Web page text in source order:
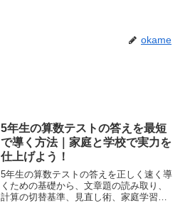
okame
5年生の算数テストの答えを最短
で導く方法｜家庭と学校で実力を
仕上げよう！
5年生の算数テストの答えを正しく速く導
くための基礎から、文章題の読み取り、
計算の切替基準、見直し術、家庭学習ル